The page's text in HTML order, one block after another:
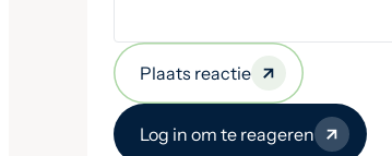
Plaats reactie
Log in om te reageren